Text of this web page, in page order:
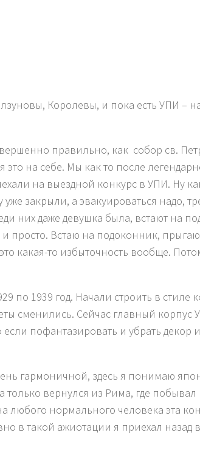
Королевы, и пока есть УПИ –
правильно, как собор св.
на себе. Мы как то после
на выездной конкурс в УПИ. Ну
уже закрыли, а эвакуироваться надо,
них даже девушка была, встают на
просто. Встаю на подоконник, прыгаю
какая-то избыточность вообще.
по 1939 год. Начали строить в стиле
сменились. Сейчас главный корпус
пофантазировать и убрать декор
гармоничной, здесь я понимаю
только вернулся из Рима, где
любого нормального человека эта
в такой ажиотации я приехал назад